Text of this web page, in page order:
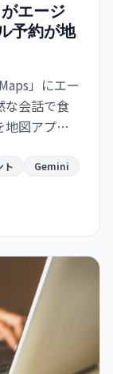
エージ
予約が地
」にエー
な会話で食
図アプリ
ト
Gemini